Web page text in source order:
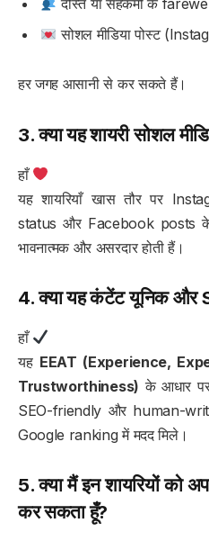
दोस्त या सहकर्मी के farewell
सोशल मीडिया पोस्ट
हर जगह आसानी से कर सकते हैं।
3. क्या यह शायरी सोशल
हाँ
यह शायरियाँ खास तौर पर
status और Facebook posts के
भावनात्मक और असरदार होती हैं।
4. क्या यह कंटेंट यूनिक और
हाँ
यह EEAT (Experience,
Trustworthiness) के आधार
SEO-friendly और human-
Google ranking में मदद मिले।
5. क्या मैं इन शायरियों को
कर सकता हूँ?